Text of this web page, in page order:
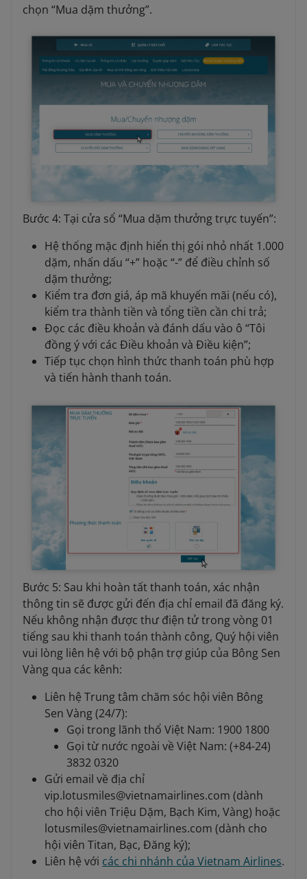
chọn “Mua dặm thưởng”.
Bước 4: Tại cửa sổ “Mua dặm thưởng trực tuyến”:
Hệ thống mặc định hiển thị gói nhỏ nhất 1.000
dặm, nhấn dấu “+” hoặc “-” để điều chỉnh số
dặm thưởng;
Kiểm tra đơn giá, áp mã khuyến mãi (nếu có),
kiểm tra thành tiền và tổng tiền cần chi trả;
Đọc các điều khoản và đánh dấu vào ô “Tôi
đồng ý với các Điều khoản và Điều kiện”;
Tiếp tục chọn hình thức thanh toán phù hợp
và tiến hành thanh toán.
Bước 5: Sau khi hoàn tất thanh toán, xác nhận
thông tin sẽ được gửi đến địa chỉ email đã đăng ký.
Nếu không nhận được thư điện tử trong vòng 01
tiếng sau khi thanh toán thành công, Quý hội viên
vui lòng liên hệ với bộ phận trợ giúp của Bông Sen
Vàng qua các kênh:
Liên hệ Trung tâm chăm sóc hội viên Bông
Sen Vàng (24/7):
Gọi trong lãnh thổ Việt Nam: 1900 1800
Gọi từ nước ngoài về Việt Nam: (+84-24)
3832 0320
Gửi email về địa chỉ
vip.lotusmiles@vietnamairlines.com (dành
cho hội viên Triệu Dặm, Bạch Kim, Vàng) hoặc
lotusmiles@vietnamairlines.com (dành cho
hội viên Titan, Bạc, Đăng ký);
Liên hệ với các chi nhánh của Vietnam Airlines.